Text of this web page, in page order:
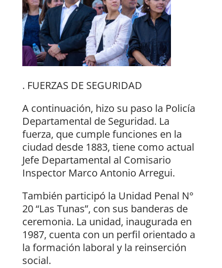
. FUERZAS DE SEGURIDAD
A continuación, hizo su paso la Policía
Departamental de Seguridad. La
fuerza, que cumple funciones en la
ciudad desde 1883, tiene como actual
Jefe Departamental al Comisario
Inspector Marco Antonio Arregui.
También participó la Unidad Penal N°
20 “Las Tunas”, con sus banderas de
ceremonia. La unidad, inaugurada en
1987, cuenta con un perfil orientado a
la formación laboral y la reinserción
social.